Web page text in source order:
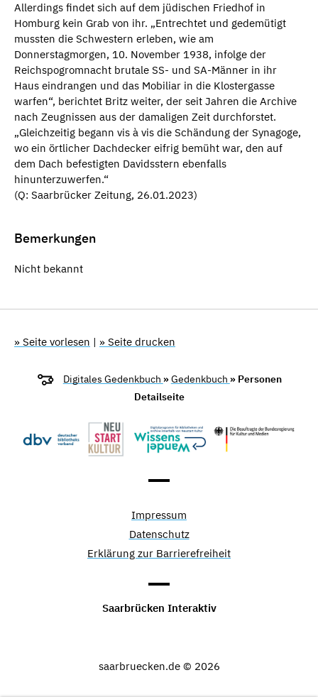
Allerdings findet sich auf dem jüdischen Friedhof in
Homburg kein Grab von ihr. „Entrechtet und gedemütigt
mussten die Schwestern erleben, wie am
Donnerstagmorgen, 10. November 1938, infolge der
Reichspogromnacht brutale SS- und SA-Männer in ihr
Haus eindrangen und das Mobiliar in die Klostergasse
warfen“, berichtet Britz weiter, der seit Jahren die Archive
nach Zeugnissen aus der damaligen Zeit durchforstet.
„Gleichzeitig begann vis à vis die Schändung der Synagoge,
wo ein örtlicher Dachdecker eifrig bemüht war, den auf
dem Dach befestigten Davidsstern ebenfalls
hinunterzuwerfen.“
(Q: Saarbrücker Zeitung, 26.01.2023)
Bemerkungen
Nicht bekannt
» Seite vorlesen | » Seite drucken
Digitales Gedenkbuch »Gedenkbuch » Personen
Detailseite
Impressum
Datenschutz
Erklärung zur Barrierefreiheit
Saarbrücken Interaktiv
saarbruecken.de © 2026